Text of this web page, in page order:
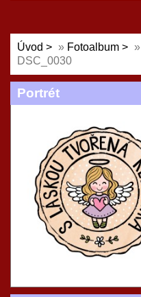
Úvod » Fotoalbum »
DSC_0030
Portrét